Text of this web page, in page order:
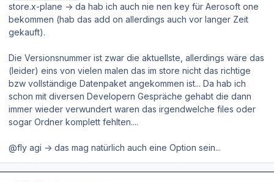
store.x-plane -> da hab ich auch nie nen key für Aerosoft one
bekommen (hab das add on allerdings auch vor langer Zeit
gekauft).
Die Versionsnummer ist zwar die aktuellste, allerdings wäre das
(leider) eins von vielen malen das im store nicht das richtige
bzw vollständige Datenpaket angekommen ist... Da hab ich
schon mit diversen Developern Gespräche gehabt die dann
immer wieder verwundert waren das irgendwelche files oder
sogar Ordner komplett fehlten....
@fly agi -> das mag natürlich auch eine Option sein...